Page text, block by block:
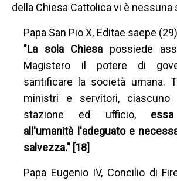
della Chiesa Cattolica vi è nessuna
Papa San Pio X, Editae saepe
"La sola Chiesa possiede
Magistero il potere di
santificare la società umana.
ministri e servitori, ciascuno
stazione ed ufficio,
all'umanità l'adeguato e
salvezza." [18]
Papa Eugenio IV, Concilio di